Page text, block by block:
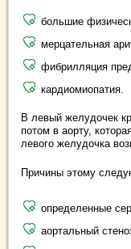
большие
мерцательная
фибрилляция
кардиомиопатия.
В левый желудочек
потом в аорту,
левого желудочка
Причины этому
определенные
аортальный